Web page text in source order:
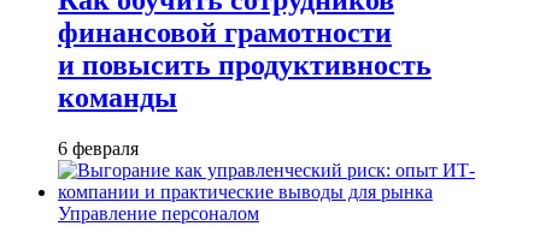
финансовой грамотности
и повысить продуктивность
команды
6 февраля
Управление персоналом